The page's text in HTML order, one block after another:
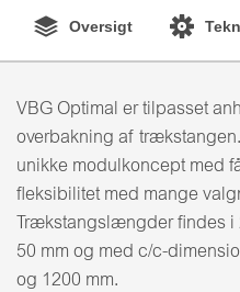
Oversigt
VBG Optimal er tilpasset
overbakning af
unikke modulkoncept med
fleksibilitet med mange
Trækstangslængder findes i
50 mm og med c/c-
og 1200 mm.